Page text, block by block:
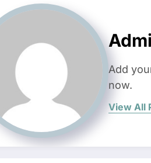
Add
now.
View All